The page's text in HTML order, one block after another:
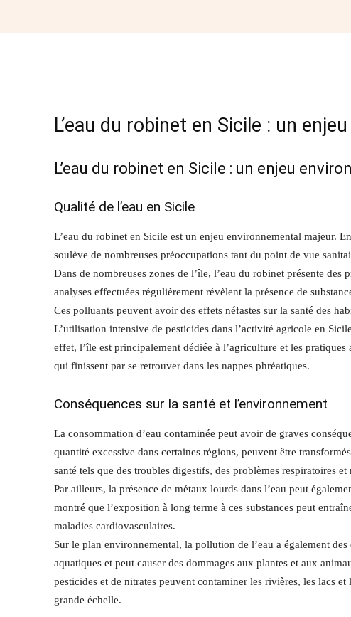
L’eau du robinet en Sicile : un
L’eau du robinet en Sicile : un enjeu
Qualité de l’eau en Sicile
L’eau du robinet en Sicile est un enjeu environnemental majeur.
soulève de nombreuses préoccupations tant du point de vue
Dans de nombreuses zones de l’île, l’eau du robinet présente
analyses effectuées régulièrement révèlent la présence de
Ces polluants peuvent avoir des effets néfastes sur la santé des
L’utilisation intensive de pesticides dans l’activité agricole en
effet, l’île est principalement dédiée à l’agriculture et les
qui finissent par se retrouver dans les nappes phréatiques.
Conséquences sur la santé et l’environnement
La consommation d’eau contaminée peut avoir de graves
quantité excessive dans certaines régions, peuvent être
santé tels que des troubles digestifs, des problèmes respiratoires et
Par ailleurs, la présence de métaux lourds dans l’eau peut
montré que l’exposition à long terme à ces substances peut
maladies cardiovasculaires.
Sur le plan environnemental, la pollution de l’eau a également
aquatiques et peut causer des dommages aux plantes et aux
pesticides et de nitrates peuvent contaminer les rivières, les lacs
grande échelle.